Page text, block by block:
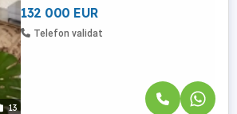
13
de geam pentru aerisire ...
132 000 EUR
Telefon validat